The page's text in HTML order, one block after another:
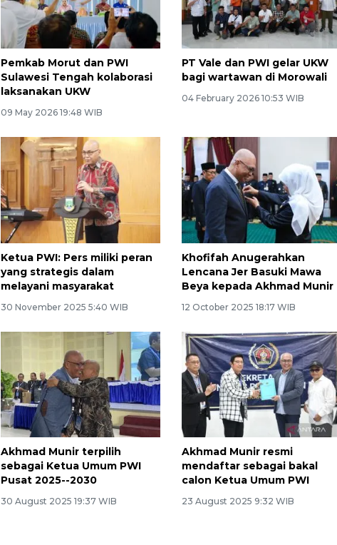
Pemkab Morut dan PWI
Sulawesi Tengah kolaborasi
laksanakan UKW
09 May 2026 19:48 WIB
PT Vale dan PWI gelar UKW
bagi wartawan di Morowali
04 February 2026 10:53 WIB
Ketua PWI: Pers miliki peran
yang strategis dalam
melayani masyarakat
30 November 2025 5:40 WIB
Khofifah Anugerahkan
Lencana Jer Basuki Mawa
Beya kepada Akhmad Munir
12 October 2025 18:17 WIB
Akhmad Munir terpilih
sebagai Ketua Umum PWI
Pusat 2025--2030
30 August 2025 19:37 WIB
Akhmad Munir resmi
mendaftar sebagai bakal
calon Ketua Umum PWI
23 August 2025 9:32 WIB